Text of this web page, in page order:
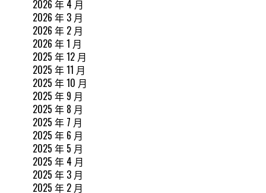
2026 年 4 月
2026 年 3 月
2026 年 2 月
2026 年 1 月
2025 年 12 月
2025 年 11 月
2025 年 10 月
2025 年 9 月
2025 年 8 月
2025 年 7 月
2025 年 6 月
2025 年 5 月
2025 年 4 月
2025 年 3 月
2025 年 2 月